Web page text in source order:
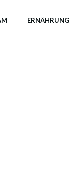
ERNÄHRUNG